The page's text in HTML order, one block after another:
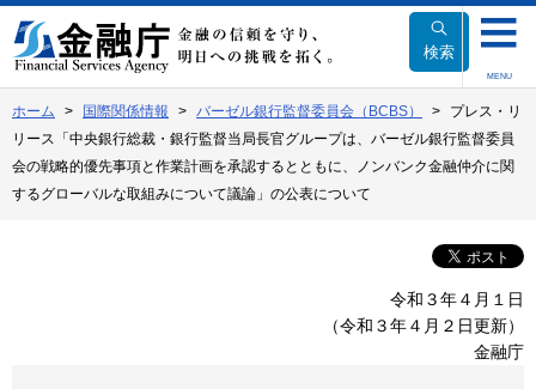
文
へ
動
検索
MENU
ホーム 国際関係情報 バーゼル銀行監督委員会（BCBS）
プレス・リ
リース「中央銀行総裁・銀行監督当局長官グループは、バーゼル銀行監督委員
会の戦略的優先事項と作業計画を承認するとともに、ノンバンク金融仲介に関
するグローバルな取組みについて議論」の公表について
令和３年４月１日
（令和３年４月２日更新）
金融庁